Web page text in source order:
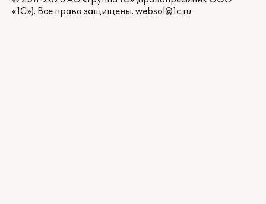
«1С»). Все права защищены. websol@1c.ru